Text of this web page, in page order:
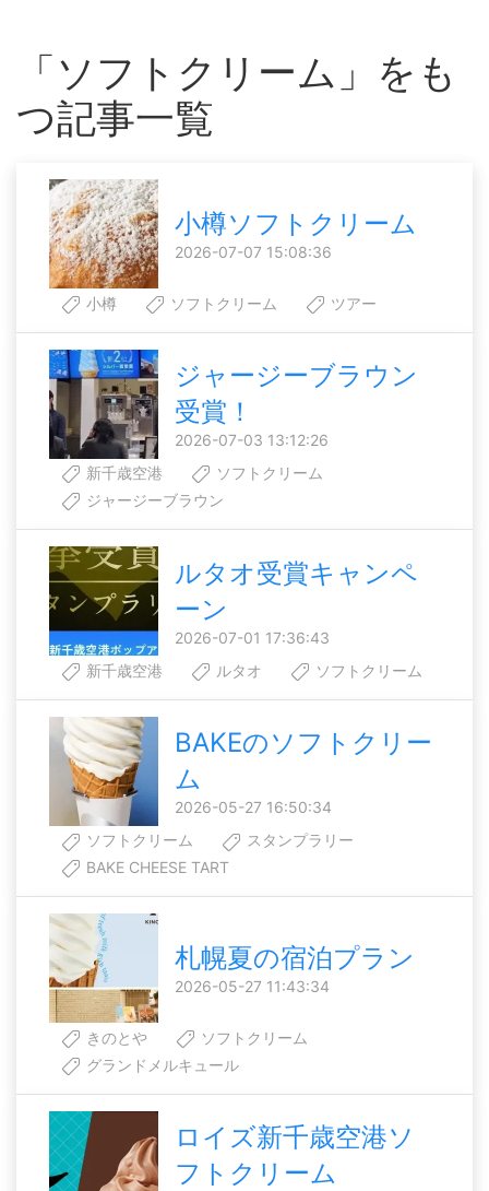
「ソフトクリーム」をも
つ記事一覧
小樽ソフトクリーム
2026-07-07 15:08:36
小樽 ソフトクリーム ツアー
ジャージーブラウン
受賞！
2026-07-03 13:12:26
新千歳空港
ソフトクリーム
ジャージーブラウン
ルタオ受賞キャンペ
ーン
2026-07-01 17:36:43
新千歳空港
ルタオ ソフトクリーム
BAKEのソフトクリー
ム
2026-05-27 16:50:34
ソフトクリーム
スタンプラリー
BAKE CHEESE TART
札幌夏の宿泊プラン
2026-05-27 11:43:34
きのとや
ソフトクリーム
グランドメルキュール
ロイズ新千歳空港ソ
フトクリーム